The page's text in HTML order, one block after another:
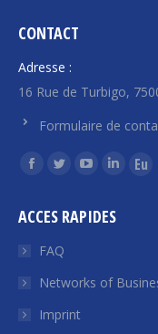
CONTACT
Adresse :
16 Rue de Turbigo,
Formulaire de
Find us on:
Facebook
opens
window
Twitter
opens
in
window
YouTube
opens
window
Linkedin
opens
window
ACCES RAPIDES
FAQ
Networks of
Imprint